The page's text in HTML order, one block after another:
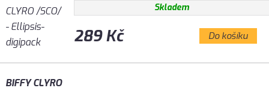
Skladem
289 Kč Do košíku
BIFFY CLYRO